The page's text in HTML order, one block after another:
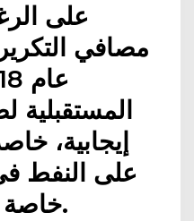
على
مصافي
المستقبلية
إيجابية،
على النفط
خاصة في الصين و الهند.